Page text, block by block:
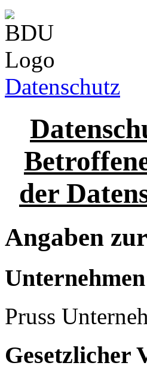
Datenschutz
der
Angaben
Pruss